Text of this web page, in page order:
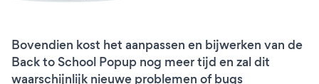
Bovendien kost het aanpassen en bijwerken van de
Back to School Popup nog meer tijd en zal dit
waarschijnlijk nieuwe problemen of bugs